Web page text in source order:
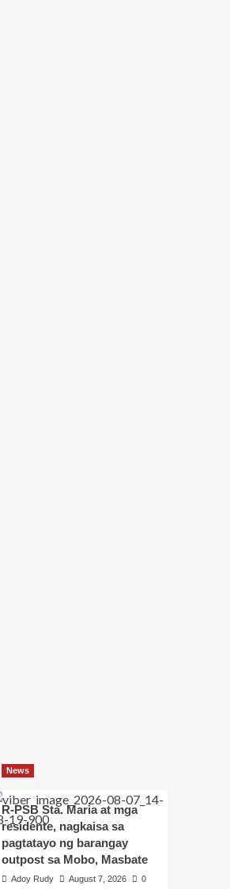
News
R-PSB Sta. Maria at mga
residente, nagkaisa sa
pagtatayo ng barangay
outpost sa Mobo, Masbate
Adoy Rudy August 7, 2026 0